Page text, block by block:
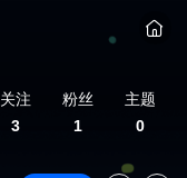
关注
3
粉丝
1
主题
0